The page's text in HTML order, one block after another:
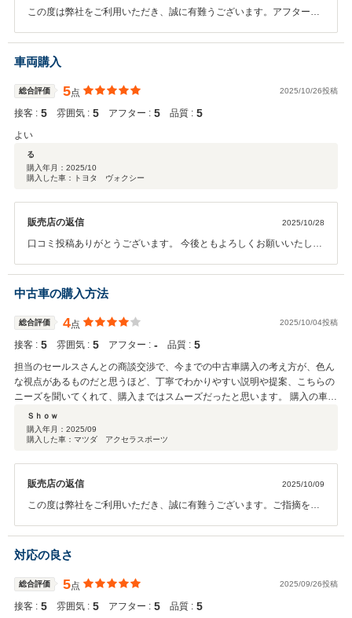
この度は弊社をご利用いただき、誠に有難うございます。アフターサ
お願い致します。
車両購入
総合評価 5点 2025/10/26投稿
接客 : 5 雰囲気 : 5 アフター : 5 品質 : 5
よい
る
購入年月： 2025/10
購入した車：トヨタ ヴォクシー
販売店の返信 2025/10/28
口コミ投稿ありがとうございます。 今後ともよろしくお願いいたしま
中古車の購入方法
総合評価 4点 2025/10/04投稿
接客 : 5 雰囲気 : 5 アフター : ‐ 品質 : 5
担当のセールスさんとの商談交渉で、今までの中古車購入の考え方が、色ん
な視点があるものだと思うほど、丁寧でわかりやすい説明や提案、こちらの
ニーズを聞いてくれて、購入まではスムーズだったと思います。 購入の車が
決まってからは、保証の説明が多いのは正直、疲れました(どれもあればいい
保証かと思うけど……高い)
Ｓｈｏｗ
購入年月： 2025/09
購入した車：マツダ アクセラスポーツ
販売店の返信 2025/10/09
この度は弊社をご利用いただき、誠に有難うございます。ご指摘を受
今後ともネクステージを宜しくお願い致します。
対応の良さ
総合評価 5点 2025/09/26投稿
接客 : 5 雰囲気 : 5 アフター : 5 品質 : 5